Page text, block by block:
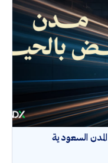
السعودية